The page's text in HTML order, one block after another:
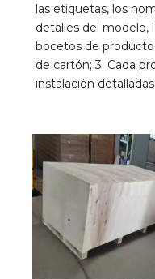
las etiquetas, los
detalles del modelo,
bocetos de
de cartón; 3. Cada
instalación detalladas.